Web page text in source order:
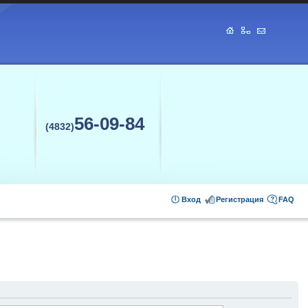
(4832)56-09-84
FAQ
Регистрация
Вход